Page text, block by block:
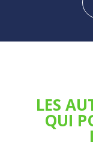
LES
QUI